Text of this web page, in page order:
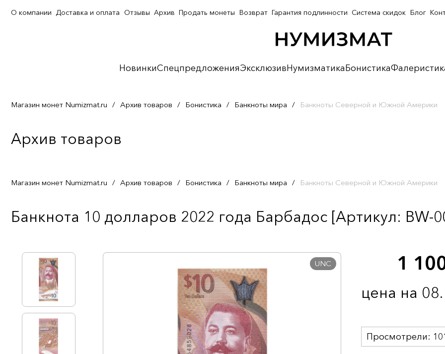
НовинкиСпецпредложенияЭксклюзивНумизматикаБонистика
О компании Доставка и оплата Отзывы Архив Продать монеты Возврат Гарантия подлинности Система скидок Блог
Магазин монет Numizmat.ru / Архив товаров / Бонистика / Банкноты мира / Банкноты Северной и Южной Америки
Архив товаров
Магазин монет Numizmat.ru / Архив товаров / Бонистика / Банкноты мира / Банкноты Северной и Южной Америки
Банкнота 10 долларов 2022 года Барбадос [Артикул: BW-
UNC 1
цена на
Просмотрели: